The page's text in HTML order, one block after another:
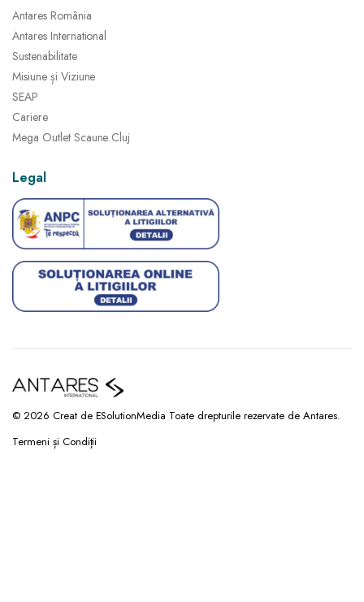
Antares România
Antares International
Sustenabilitate
Misiune și Viziune
SEAP
Cariere
Mega Outlet Scaune Cluj
Legal
© 2026 Creat de ESolutionMedia Toate drepturile rezervate de Antares.
Termeni și Condiții